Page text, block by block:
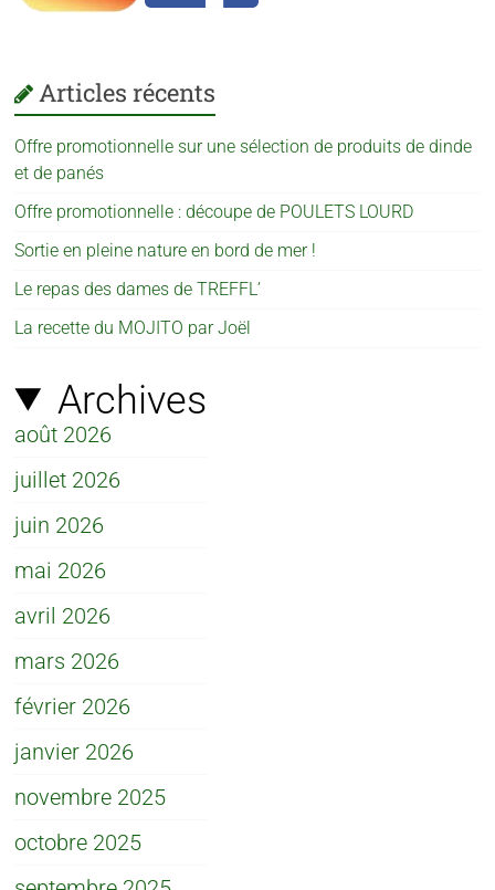
Articles récents
Offre promotionnelle sur une sélection de produits de dinde
et de panés
Offre promotionnelle : découpe de POULETS LOURD
Sortie en pleine nature en bord de mer !
Le repas des dames de TREFFL’
La recette du MOJITO par Joël
Archives
août 2026
juillet 2026
juin 2026
mai 2026
avril 2026
mars 2026
février 2026
janvier 2026
novembre 2025
octobre 2025